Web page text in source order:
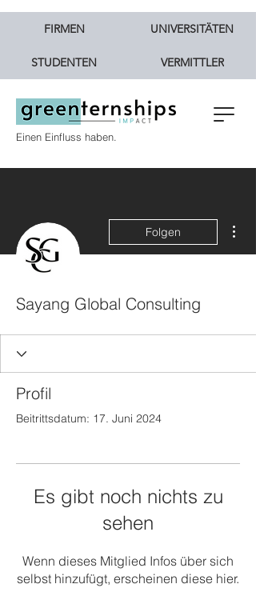
Einen Einfluss haben.
FIRMEN UNIVERSITÄTEN
STUDENTEN VERMITTLER
Folgen
Sayang Global Consulting
Profil
Beitrittsdatum: 17. Juni 2024
Es gibt noch nichts zu
sehen
Wenn dieses Mitglied Infos über sich
selbst hinzufügt, erscheinen diese hier.